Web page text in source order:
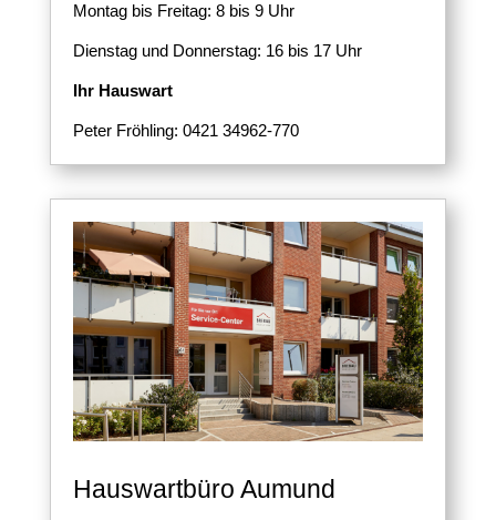
Montag bis Freitag: 8 bis 9 Uhr
Dienstag und Donnerstag: 16 bis 17 Uhr
Ihr Hauswart
Peter Fröhling: 0421 34962-770
Hauswartbüro Aumund